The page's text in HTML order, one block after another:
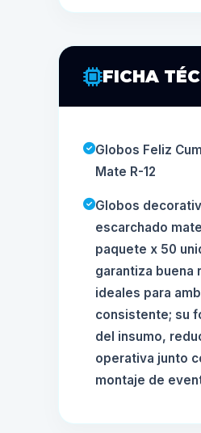
FICHA
Globos Feliz
Mate R-12
Globos
escarchado
paquete x 50
garantiza buena
ideales para
consistente; su
del insumo,
operativa junto
montaje de